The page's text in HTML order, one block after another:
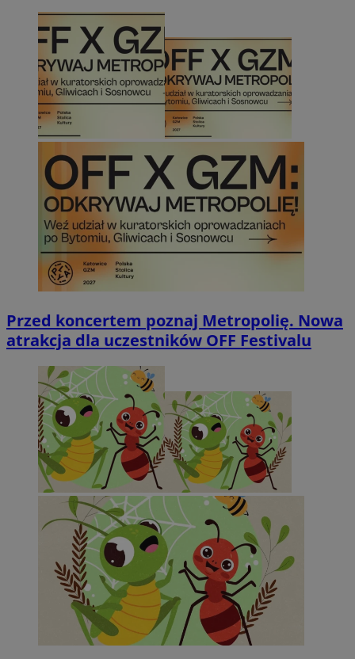
Przed koncertem poznaj Metropolię. Nowa
atrakcja dla uczestników OFF Festivalu